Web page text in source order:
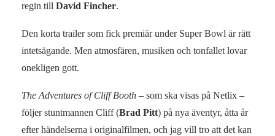
regin till David Fincher.
Den korta trailer som fick premiär under Super Bowl är rätt
intetsägande. Men atmosfären, musiken och tonfallet lovar
onekligen gott.
The Adventures of Cliff Booth – som ska visas på Netlix –
följer stuntmannen Cliff (Brad Pitt) på nya äventyr, åtta år
efter händelserna i originalfilmen, och jag vill tro att det kan